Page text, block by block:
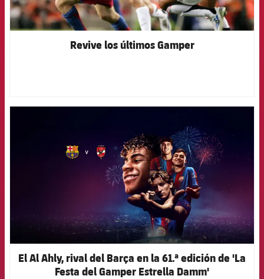
Revive los últimos Gamper
El Al Ahly, rival del Barça en la 61.ª edición de 'La
Festa del Gamper Estrella Damm'